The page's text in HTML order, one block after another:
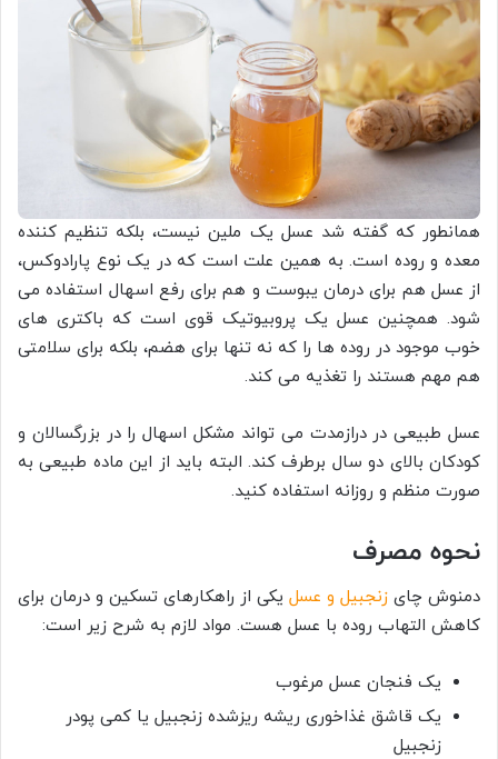
همانطور که گفته شد عسل یک ملین نیست، بلکه تنظیم کننده
معده و روده است. به همین علت است که در یک نوع پارادوکس،
از عسل هم برای درمان یبوست و هم برای رفع اسهال استفاده می
شود. همچنین عسل یک پروبیوتیک قوی است که باکتری های
خوب موجود در روده ها را که نه تنها برای هضم، بلکه برای سلامتی
هم مهم هستند را تغذیه می کند.
عسل طبیعی در درازمدت می تواند مشکل اسهال را در بزرگسالان و
کودکان بالای دو سال برطرف کند. البته باید از این ماده طبیعی به
صورت منظم و روزانه استفاده کنید.
نحوه مصرف
دمنوش چای زنجبیل و عسل یکی از راهکارهای تسکین و درمان برای
کاهش التهاب روده با عسل هست. مواد لازم به شرح زیر است:
یک فنجان عسل مرغوب
یک قاشق غذاخوری ریشه ریزشده زنجبیل یا کمی پودر
زنجبیل